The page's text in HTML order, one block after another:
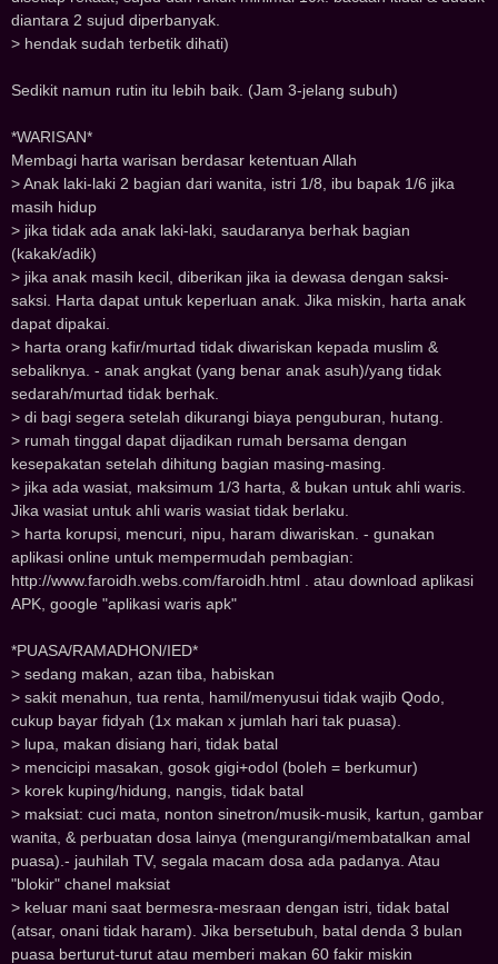
diantara 2 sujud diperban‌‌yak.
> hendak sudah terbetik dihati)
Sedi‌‌kit n‌‌amun‌‌ rutin‌‌ itu lebih baik. (Jam 3-jelang subuh)
*WARISAN*
Membagi harta warisan berdasar ketentuan Allah
> Anak laki-laki 2 bagian dari wanita, istri 1/8, ibu bapak 1/6 jika
masih hidup
> jika tidak ada anak laki-laki, saudaranya berhak bagian
(kakak/adik)
> jika anak masih kecil, diberikan jika ia dewasa dengan saksi-
saksi. Harta dapat untuk keperluan anak. Jika miskin, harta anak
dapat dipakai.
> harta orang kafir/murtad tidak diwariskan kepada muslim &
sebaliknya. - anak angkat (yang benar anak asuh)/yang tidak
sedarah/murtad tidak berhak.
> di bagi segera setelah dikurangi biaya penguburan, hutang.
> rumah tinggal dapat dijadikan rumah bersama dengan
kesepakatan setelah dihitung bagian masing-masing.
> jika ada wasiat, maksimum 1/3 harta, & bukan untuk ahli waris.
Jika wasiat untuk ahli waris wasiat tidak berlaku.
> harta korupsi, mencuri, nipu, haram diwariskan. - gunakan
aplikasi online untuk mempermudah pembagian:
http://www.faroidh.webs.com/faroidh.html . atau download aplikasi
APK, google "aplikasi waris apk"
*PUASA/RAMADHON/IED*
> sedang makan, azan tiba, habiskan
> sakit menahun, tua renta, hamil/menyusui tidak wajib Qodo,
cukup bayar fidyah (1x makan x jumlah hari tak puasa).
> lupa, makan disiang hari, tidak batal
> mencicipi masakan, gosok gigi+odol (boleh = berkumur)
> korek kuping/hidung, nangis, tidak batal
> maksiat: cuci mata, nonton sinetron/musik-musik, kartun, gambar
wanita, & perbuatan dosa lainya (mengurangi/membatalkan amal
puasa).- jauhilah TV, segala macam dosa ada padanya. Atau
"blokir" chanel maksiat
> keluar mani saat bermesra-mesraan dengan istri, tidak batal
(atsar, onani tidak haram). Jika bersetubuh, batal denda 3 bulan
puasa berturut-turut atau memberi makan 60 fakir miskin